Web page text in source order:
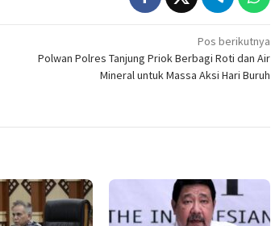
Pos berikutnya
Polwan Polres Tanjung Priok Berbagi Roti dan Air
Mineral untuk Massa Aksi Hari Buruh